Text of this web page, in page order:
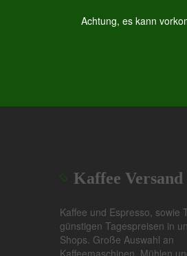
Achtung, es kann
Kaffee Versand
Kaffee und Espresso, sowie
günstigen Tagespreisen in
Shops. Große Auswahl an
Kaffeemaschinen, Mühlen